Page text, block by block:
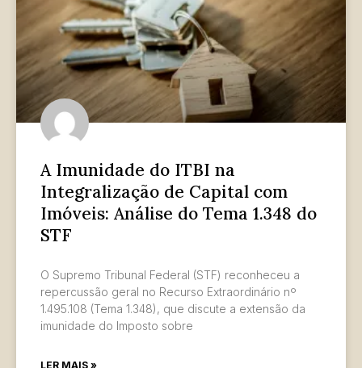
A Imunidade do ITBI na
Integralização de Capital com
Imóveis: Análise do Tema 1.348 do
STF
O Supremo Tribunal Federal (STF) reconheceu a
repercussão geral no Recurso Extraordinário nº
1.495.108 (Tema 1.348), que discute a extensão da
imunidade do Imposto sobre
LER MAIS »